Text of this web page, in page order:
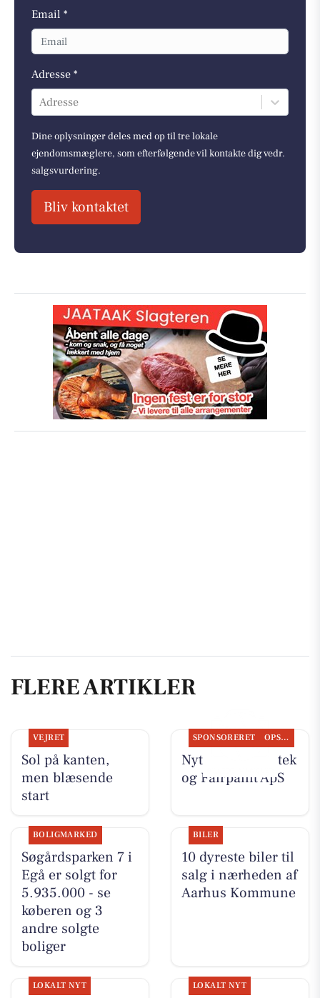
Email *
Adresse *
Adresse
Dine oplysninger deles med op til tre lokale
ejendomsmæglere, som efterfølgende vil kontakte dig vedr.
salgsvurdering.
Bliv kontaktet
FLERE ARTIKLER
VEJRET
Sol på kanten,
men blæsende
start
SPONSORERET OPSLAGSTAVLEN
Nyt fra Egå Apotek
og Fairpaint ApS
BOLIGMARKED
Søgårdsparken 7 i
Egå er solgt for
5.935.000 - se
køberen og 3
andre solgte
boliger
BILER
10 dyreste biler til
salg i nærheden af
Aarhus Kommune
LOKALT NYT LOKALT NYT